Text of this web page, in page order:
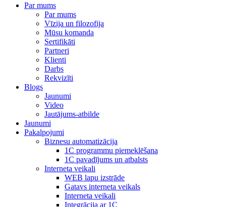
Par mums
Par mums
Vīzija un filozofija
Mūsu komanda
Sertifikāti
Partneri
Klienti
Darbs
Rekvizīti
Blogs
Jaunumi
Video
Jautājums-atbilde
Jaunumi
Pakalpojumi
Biznesu automatizācija
1С programmu piemeklēšana
1С pavadījums un atbalsts
Interneta veikali
WEB lapu izstrāde
Gatavs interneta veikals
Interneta veikali
Integrācija ar 1C